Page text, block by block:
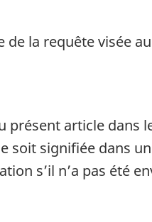
la requête visée
présent article dans
soit signifiée dans
s’il n’a pas été